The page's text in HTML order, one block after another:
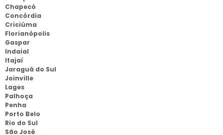
Chapecó
Concórdia
Criciúma
Florianópolis
Gaspar
Indaial
Itajaí
Jaraguá do Sul
Joinville
Lages
Palhoça
Penha
Porto Belo
Rio do Sul
São José